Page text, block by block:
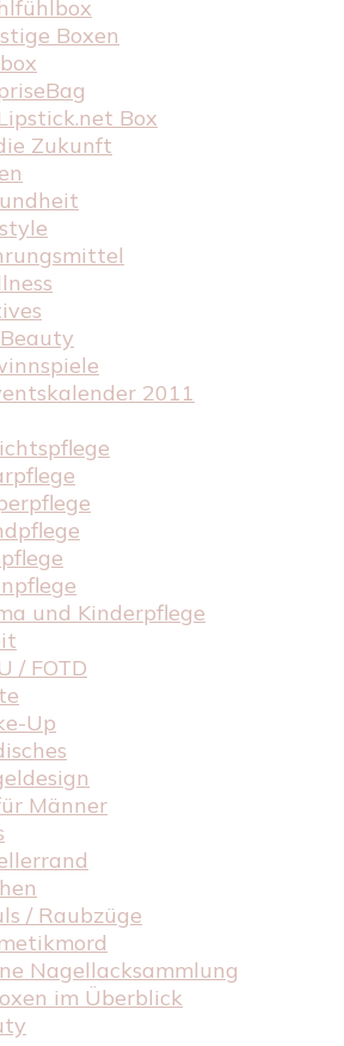
Boxen
Box
Zukunft
2011
und Kinderpflege
/ FOTD
Up
Männer
/ Raubzüge
Nagellacksammlung
im Überblick